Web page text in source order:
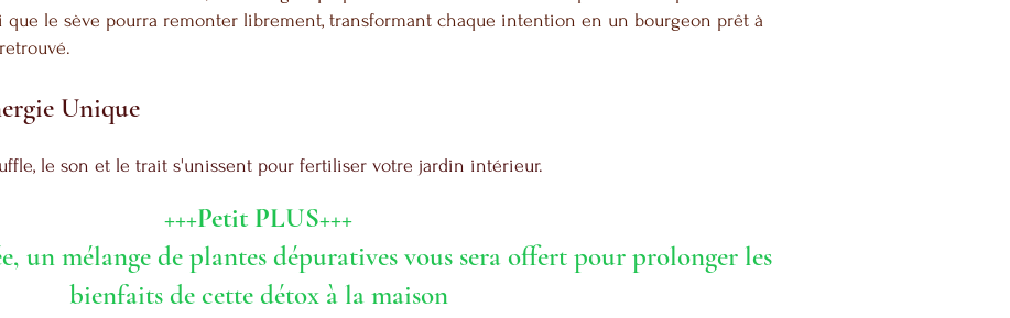
que le sève pourra remonter librement, transformant chaque intention en un bourgeon prêt à
Unique
le son et le trait s'unissent pour fertiliser votre jardin intérieur.
+++Petit PLUS+++
un mélange de plantes dépuratives vous sera offert pour prolonger les
bienfaits de cette détox à la maison